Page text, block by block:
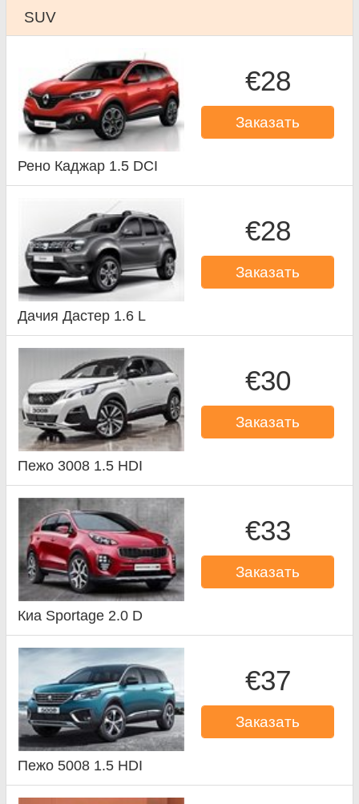
SUV
€28
Заказать
Рено Каджар 1.5 DCI
€28
Заказать
Дачия Дастер 1.6 L
€30
Заказать
Пежо 3008 1.5 HDI
€33
Заказать
Киа Sportage 2.0 D
€37
Заказать
Пежо 5008 1.5 HDI